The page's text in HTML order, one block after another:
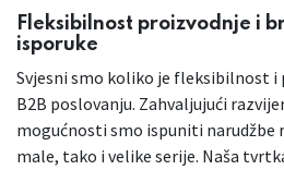
Fleksibilnost proizvodnje i
isporuke
Svjesni smo koliko je fleksibilnost i
B2B poslovanju. Zahvaljujući
mogućnosti smo ispuniti
male, tako i velike serije. Naša